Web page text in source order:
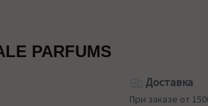
PARFUMS
Доставка
При заказе от